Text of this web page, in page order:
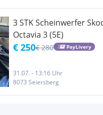
3 STK Scheinwerfer
Octavia 3 (5E)
€ 250€ 280 PayLivery
31.07. - 13:16 Uhr
8073 Seiersberg